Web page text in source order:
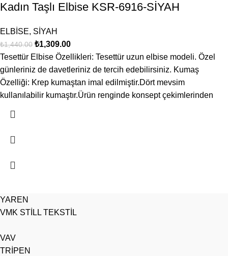
Kadın Taşlı Elbise KSR-6916-SİYAH
ELBİSE, SİYAH
₺1,440.00 ₺1,309.00
Tesettür Elbise Özellikleri: Tesettür uzun elbise modeli. Özel
günleriniz de davetleriniz de tercih edebilirsiniz. Kumaş
Özelliği: Krep kumaştan imal edilmiştir.Dört mevsim
kullanılabilir kumaştır.Ürün renginde konsept çekimlerinden
YAREN
VMK STİLL TEKSTİL
VAV
TRİPEN